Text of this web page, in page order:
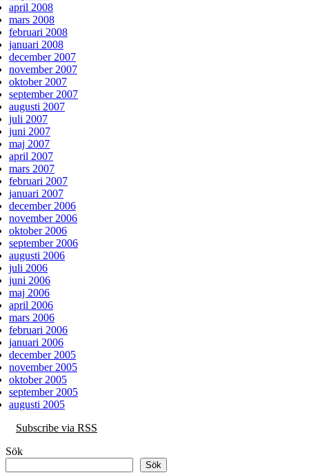
april 2008
mars 2008
februari 2008
januari 2008
december 2007
november 2007
oktober 2007
september 2007
augusti 2007
juli 2007
juni 2007
maj 2007
april 2007
mars 2007
februari 2007
januari 2007
december 2006
november 2006
oktober 2006
september 2006
augusti 2006
juli 2006
juni 2006
maj 2006
april 2006
mars 2006
februari 2006
januari 2006
december 2005
november 2005
oktober 2005
september 2005
augusti 2005
Subscribe via RSS
Sök
Sök